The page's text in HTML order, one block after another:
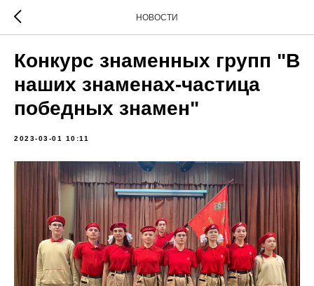
НОВОСТИ
Конкурс знаменных групп "В
наших знаменах-частица
победных знамен"
2023-03-01 10:11